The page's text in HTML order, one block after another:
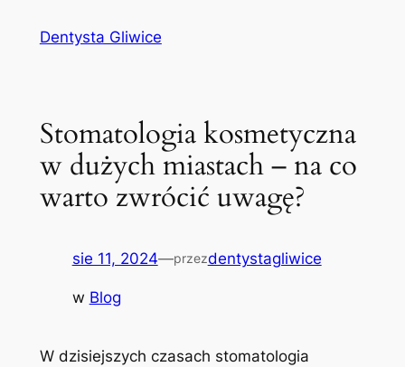
Dentysta Gliwice
Stomatologia kosmetyczna
w dużych miastach – na co
warto zwrócić uwagę?
sie 11, 2024—przezdentystagliwice
w Blog
W dzisiejszych czasach stomatologia